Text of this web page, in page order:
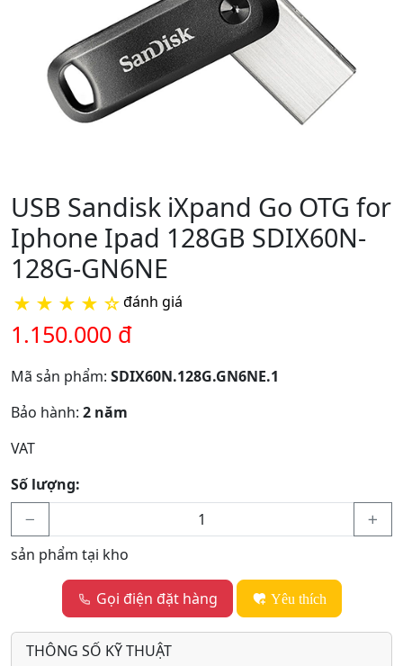
USB Sandisk iXpand Go OTG for
Iphone Ipad 128GB SDIX60N-
128G-GN6NE
★ ★ ★ ★ ☆đánh giá
1.150.000 đ
Mã sản phẩm: SDIX60N.128G.GN6NE.1
Bảo hành: 2 năm
VAT
Số lượng:
sản phẩm tại kho
Gọi điện đặt hàng Yêu thích
THÔNG SỐ KỸ THUẬT